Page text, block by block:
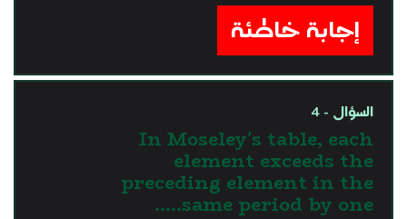
إجابة خاطئة
السؤال - 4
In Moseley's table, each
element exceeds the
preceding element in the
same period by one…..